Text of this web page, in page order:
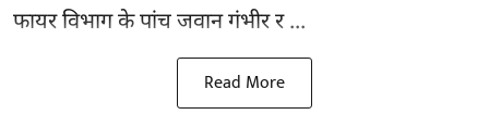
फायर विभाग के पांच जवान गंभीर र ...
Read More